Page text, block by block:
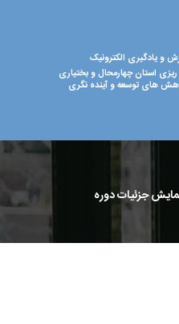
و یادگیری الکترونیک
ریزی استان چهارمحال و بختیاری
های توسعه و آینده نگری
جزئیات دوره